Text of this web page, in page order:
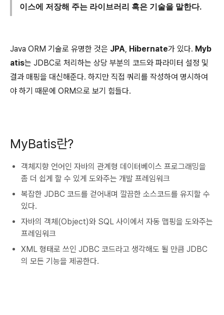
이스에 저장해 주는 라이브러리 혹은 기술을 말한다.
Java ORM 기술로 유명한 것은 JPA, Hibernate가 있다. Myb
atis는 JDBC로 처리하는 상당 부분의 코드와 파라미터 설정 및
결과 매핑을 대신해준다. 하지만 직접 쿼리를 작성하여 명시하여
야 하기 때문에 ORM으로 보기 힘들다.
MyBatis란?
객체지향 언어인 자바의 관계형 데이터베이스 프로그래밍을
좀 더 쉽게 할 수 있게 도와주는 개발 프레임워크
복잡한 JDBC 코드를 걷어내며 깔끔한 소스코드를 유지할 수
있다.
자바의 객체(Object)와 SQL 사이에서 자동 맵핑을 도와주는
프레임워크
XML 형태로 쓰인 JDBC 코드라고 생각해도 될 만큼 JDBC
의 모든 기능을 제공한다.